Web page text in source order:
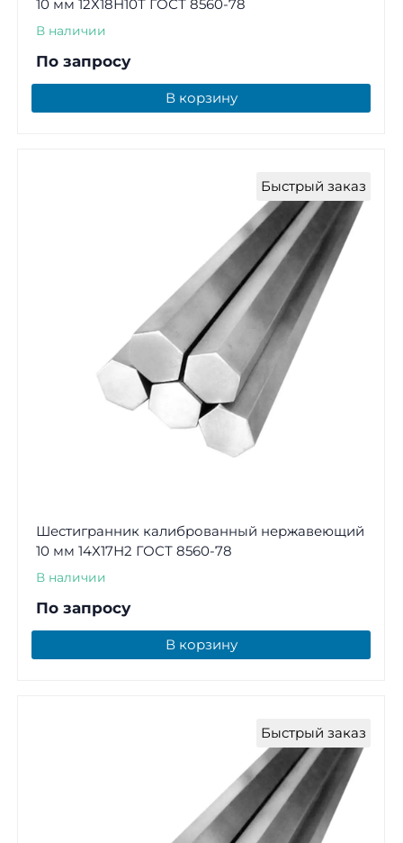
10 мм 12Х18Н10Т ГОСТ 8560-78
В наличии
По запросу
В корзину
Быстрый заказ
Шестигранник калиброванный нержавеющий
10 мм 14Х17Н2 ГОСТ 8560-78
В наличии
По запросу
В корзину
Быстрый заказ